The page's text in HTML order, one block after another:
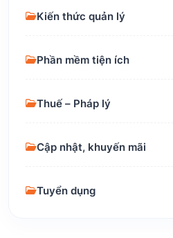
Kiến thức quản lý
Phần mềm tiện ích
Thuế – Pháp lý
Cập nhật, khuyến mãi
Tuyển dụng